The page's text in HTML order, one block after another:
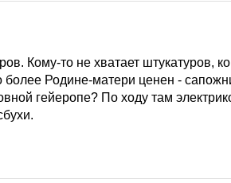
Кому-то не хватает штукатуров,
более Родине-матери ценен -
гейеропе? По ходу там